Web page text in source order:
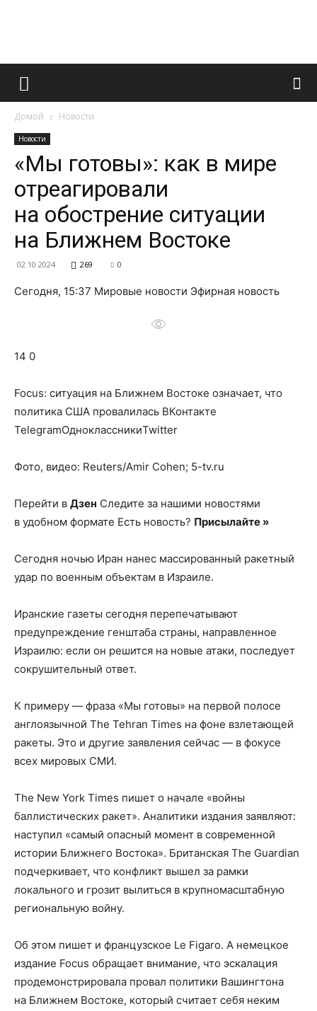
Французский
и
о
Домой Новости
Новости
«Мы готовы»: как в мире
отреагировали
на обострение ситуации
на Ближнем Востоке
02.10.2024 269 0
Сегодня, 15:37 Мировые новости Эфирная новость
14 0
Focus: ситуация на Ближнем Востоке означает, что
политика США провалилась ВКонтакте
TelegramОдноклассникиTwitter
Фото, видео: Reuters/Amir Cohen; 5-tv.ru
Перейти в Дзен Следите за нашими новостями
в удобном формате Есть новость? Присылайте »
Сегодня ночью Иран нанес массированный ракетный
удар по военным объектам в Израиле.
Иранские газеты сегодня перепечатывают
предупреждение генштаба страны, направленное
Израилю: если он решится на новые атаки, последует
сокрушительный ответ.
К примеру — фраза «Мы готовы» на первой полосе
англоязычной The Tehran Times на фоне взлетающей
ракеты. Это и другие заявления сейчас — в фокусе
всех мировых СМИ.
The New York Times пишет о начале «войны
баллистических ракет». Аналитики издания заявляют:
наступил «самый опасный момент в современной
истории Ближнего Востока». Британская The Guardian
подчеркивает, что конфликт вышел за рамки
локального и грозит вылиться в крупномасштабную
региональную войну.
Об этом пишет и французское Le Figaro. А немецкое
издание Focus обращает внимание, что эскалация
продемонстрировала провал политики Вашингтона
на Ближнем Востоке, который считает себя неким